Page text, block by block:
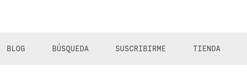
BLOG BÚSQUEDA SUSCRIBIRME TIENDA